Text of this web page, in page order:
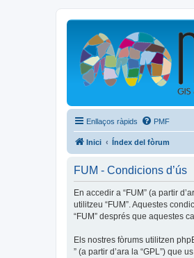
Enllaços ràpids PMF
Inici Índex del fòrum
FUM - Condicions d’ús
En accedir a “FUM” (a partir
utilitzeu “FUM”. Aquestes
“FUM” després que aquestes
Els nostres fòrums utilitzen
” (a partir d’ara la “GPL”) que